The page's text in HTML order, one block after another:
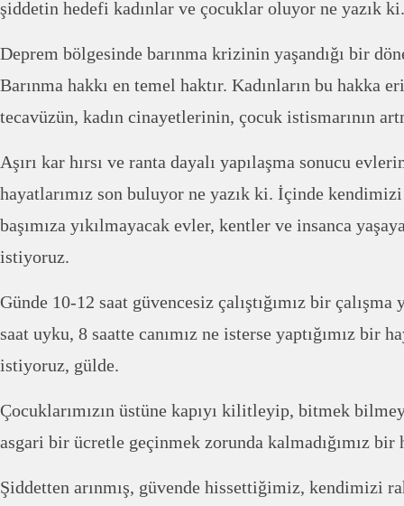
şiddetin hedefi kadınlar ve çocuklar oluyor ne yazık ki.
Deprem bölgesinde barınma krizinin yaşandığı bir
Barınma hakkı en temel haktır. Kadınların bu hakka
tecavüzün, kadın cinayetlerinin, çocuk istismarının
Aşırı kar hırsı ve ranta dayalı yapılaşma sonucu
hayatlarımız son buluyor ne yazık ki. İçinde
başımıza yıkılmayacak evler, kentler ve insanca
istiyoruz.
Günde 10-12 saat güvencesiz çalıştığımız bir çalışma
saat uyku, 8 saatte canımız ne isterse yaptığımız bir
istiyoruz, gülde.
Çocuklarımızın üstüne kapıyı kilitleyip, bitmek
asgari bir ücretle geçinmek zorunda kalmadığımız
Şiddetten arınmış, güvende hissettiğimiz, kendimizi